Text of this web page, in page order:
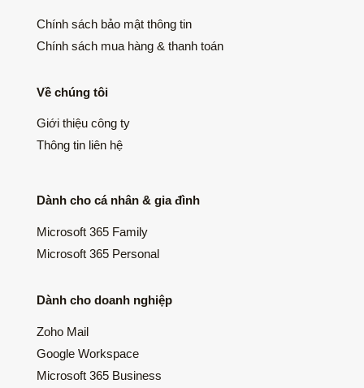
Chính sách bảo mật thông tin
Chính sách mua hàng & thanh toán
Về chúng tôi
Giới thiệu công ty
Thông tin liên hệ
Dành cho cá nhân & gia đình
Microsoft 365 Family
Microsoft 365 Personal
Dành cho doanh nghiệp
Zoho Mail
Google Workspace
Microsoft 365 Business